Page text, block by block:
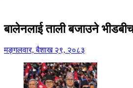
बालेनलाई ताली बजाउने
मङ्गलवार, बैशाख २९, २०८३